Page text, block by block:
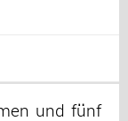
und fünf